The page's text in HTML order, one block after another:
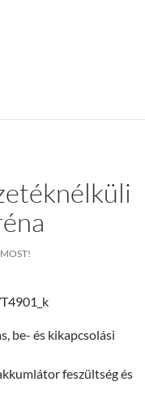
be- és kikapcsolási
feszültség és